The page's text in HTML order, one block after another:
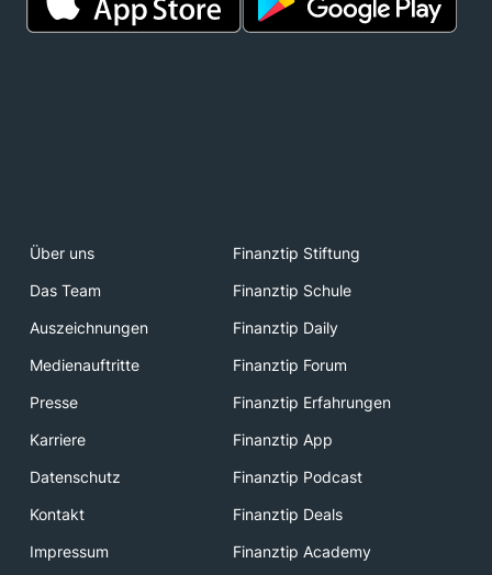
Über uns
Finanztip Stiftung
Das Team
Finanztip Schule
Auszeichnungen
Finanztip Daily
Medienauftritte
Finanztip Forum
Presse
Finanztip Erfahrungen
Karriere
Finanztip App
Datenschutz
Finanztip Podcast
Kontakt
Finanztip Deals
Impressum
Finanztip Academy